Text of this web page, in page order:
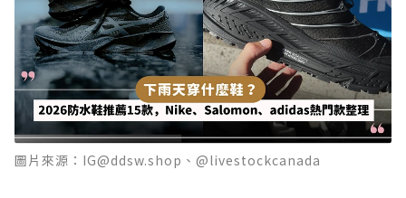
圖片來源：IG@ddsw.shop、@livestockcanada